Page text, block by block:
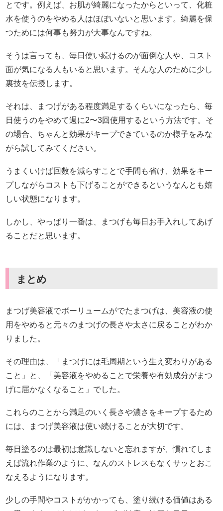
とです。例えば、お肌が綺麗になったからといって、化粧
水を使うのをやめる人はほぼいないと思います。綺麗を保
つためには何事も努力が大事なんですね。
そうは言っても、毎日使い続けるのが面倒な人や、コスト
面が気になる人もいると思います。そんな人のために少し
裏技を伝授します。
それは、まつげがある程度満足するくらいになったら、毎
日使うのをやめて週に2〜3回使用するという方法です。そ
の場合、ちゃんと効果がキープできているのか様子をみな
がら試してみてください。
うまくいけば回数を減らすことで手間も省け、効果をキー
プしながらコストも下げることができるというなんとも嬉
しい状態になります。
しかし、やっぱり一番は、まつげも毎日お手入れしてあげ
ることだと思います。
まとめ
まつげ美容液でボーリュームがでたまつげは、美容液の使
用をやめると元々のまつげの長さや太さに戻ることがわか
りました。
その理由は、「まつげには毛周期という生え変わりがある
こと」と、「美容液をやめることで栄養や有効成分がまつ
げに届かなくなること」でした。
これらのことから満足のいく長さや濃さをキープするため
には、まつげ美容液は使い続けることが大切です。
毎日塗るのは最初は意識しないと忘れますが、慣れてしま
えば流れ作業のように、なんのストレスもなくサッとおこ
なえるようになります。
少しの手間やコストがかかっても、塗り続ける価値はある